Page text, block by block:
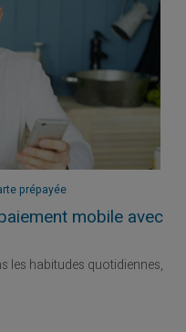
prépayée
mobile avec
les habitudes quotidiennes,